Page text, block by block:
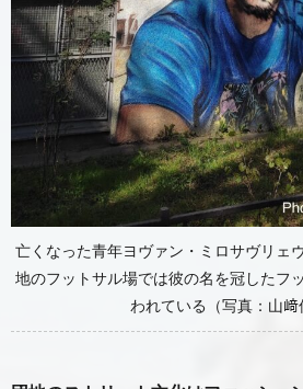
亡くなった青年ヨヴァン・ミロサヴリェ
地のフットサル場では彼の名を冠したフ
われている（写真：山﨑